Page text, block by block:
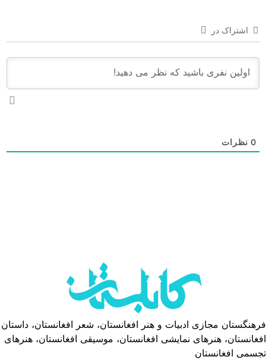
اشتراک در
0 نظرات
فرهنگستان مجازی ادبیات و هنر افغانستان، شعر افغانستان، داستان
افغانستان، هنرهای نمایشی افغانستان، موسیقی افغانستان، هنرهای
تجسمی افغانستان